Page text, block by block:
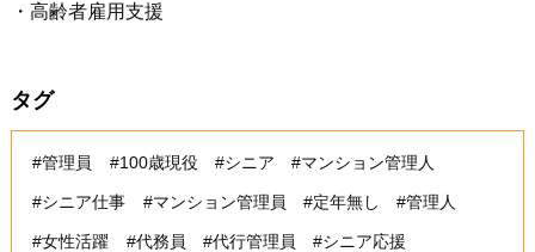
高齢者雇用支援
タグ
#管理員 #100歳現役 #シニア #マンション管理人
#シニア仕事 #マンション管理員 #定年無し #管理人
#女性活躍 #代務員 #代行管理員 #シニア応援